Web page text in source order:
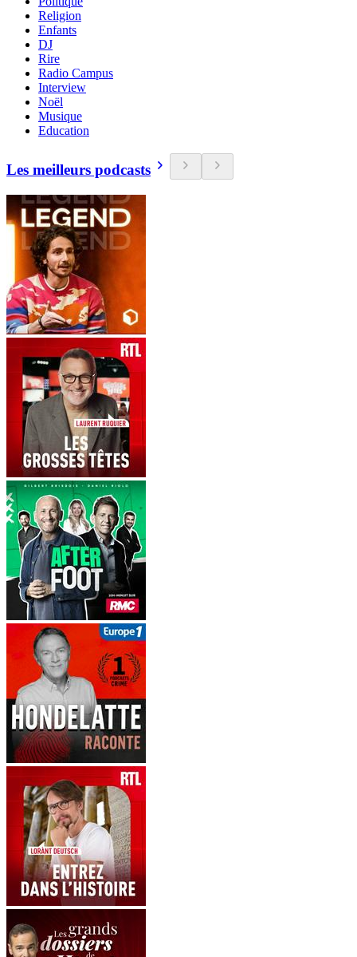
Religion
Enfants
DJ
Rire
Radio Campus
Interview
Noël
Musique
Education
Les meilleurs podcasts